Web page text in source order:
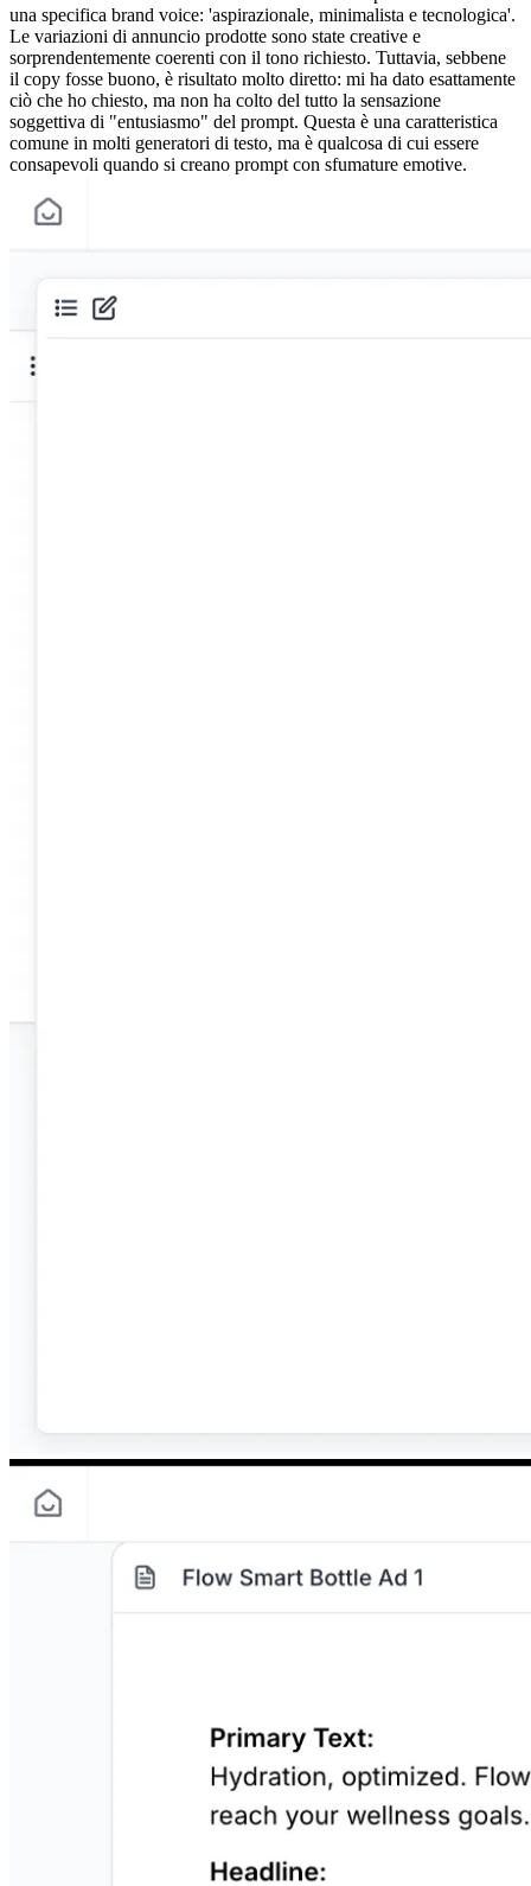
una specifica brand voice: 'aspirazionale, minimalista e tecnologica'.
Le variazioni di annuncio prodotte sono state creative e
sorprendentemente coerenti con il tono richiesto. Tuttavia, sebbene
il copy fosse buono, è risultato molto diretto: mi ha dato esattamente
ciò che ho chiesto, ma non ha colto del tutto la sensazione
soggettiva di "entusiasmo" del prompt. Questa è una caratteristica
comune in molti generatori di testo, ma è qualcosa di cui essere
consapevoli quando si creano prompt con sfumature emotive.